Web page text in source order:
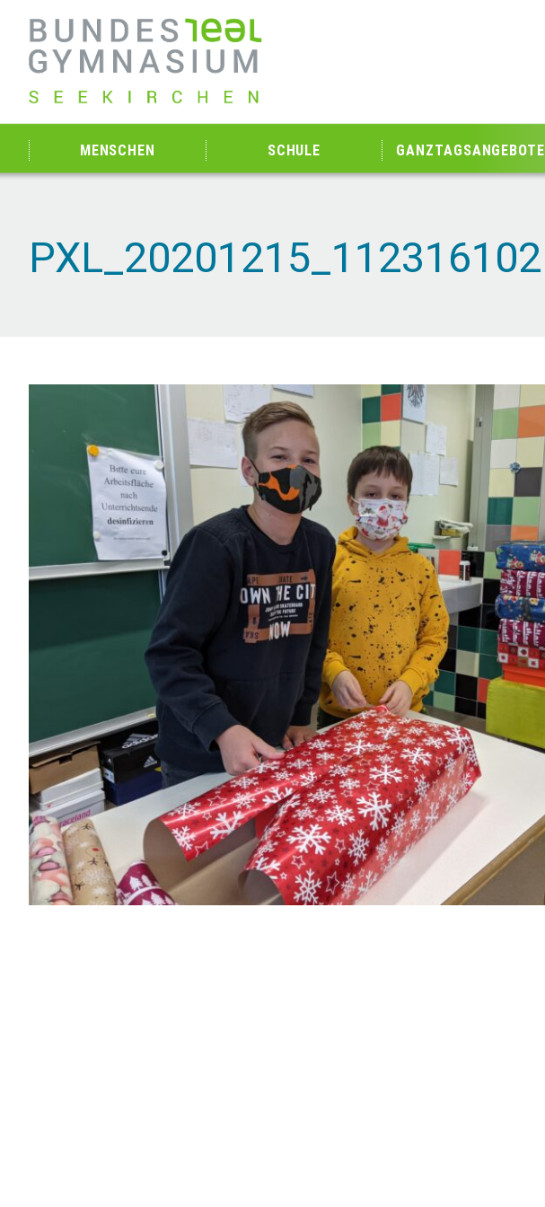
MENSCHEN SCHULE GANZTAGSANGEBOTE
PXL_20201215_112316102